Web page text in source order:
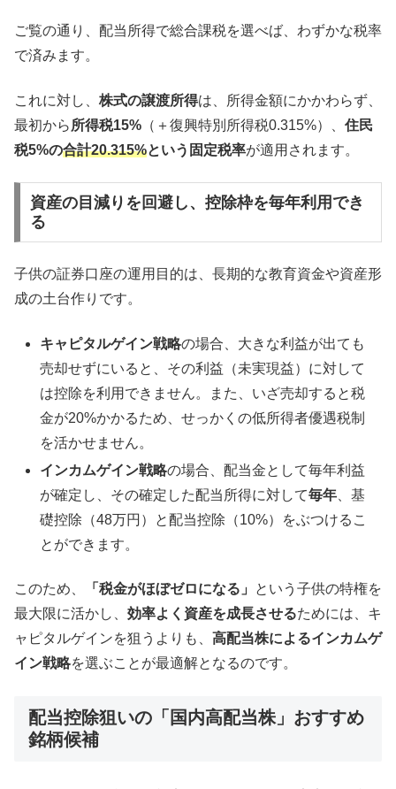
ご覧の通り、配当所得で総合課税を選べば、わずかな税率
で済みます。
これに対し、 株式の譲渡所得は、所得金額にかかわらず、
最初から 所得税15% （＋復興特別所得税0.315%）、 住民
税5%の合計20.315%という固定税率が適用されます。
資産の目減りを回避し、控除枠を毎年利用でき
る
子供の証券口座の運用目的は、長期的な教育資金や資産形
成の土台作りです。
キャピタルゲイン戦略の場合、大きな利益が出ても
売却せずにいると、その利益（未実現益）に対して
は控除を利用できません。また、いざ売却すると税
金が20%かかるため、せっかくの低所得者優遇税制
を活かせません。
インカムゲイン戦略の場合、配当金として毎年利益
が確定し、その確定した配当所得に対して毎年 、基
礎控除（48万円）と配当控除（10%）をぶつけるこ
とができます。
このため、 「税金がほぼゼロになる」
という子供の特権を
最大限に活かし、 効率よく資産を成長させるためには、キ
ャピタルゲインを狙うよりも、 高配当株によるインカムゲ
イン戦略を選ぶことが最適解となるのです。
配当控除狙いの「国内高配当株」おすすめ
銘柄候補